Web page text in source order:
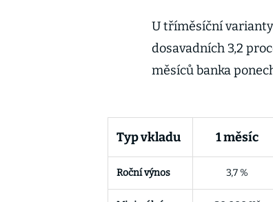
U tříměsíční
dosavadních 3,2
měsíců banka
Typ vkladu 1 měsíc
Roční výnos 3,7 %